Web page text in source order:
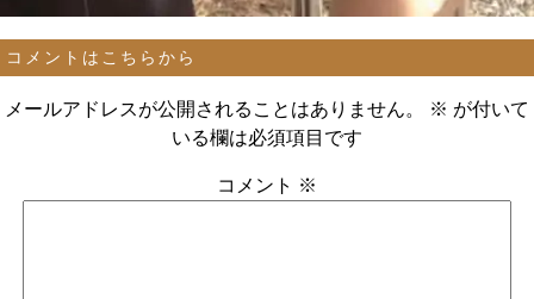
コメントはこちらから
メールアドレスが公開されることはありません。 ※ が付いて
いる欄は必須項目です
コメント ※